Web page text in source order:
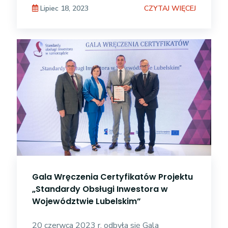
branż:
Lipiec 18, 2023 CZYTAJ WIĘCEJ
Gala Wręczenia Certyfikatów Projektu
„Standardy Obsługi Inwestora w
Województwie Lubelskim”
20 czerwca 2023 r. odbyła się Gala